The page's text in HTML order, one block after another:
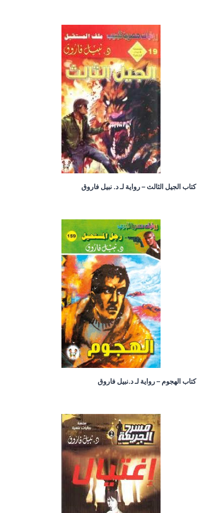
كتاب الجيل الثالث – رواية لـ د. نبيل فاروق
كتاب الهجوم – رواية لـ د.نبيل فاروق